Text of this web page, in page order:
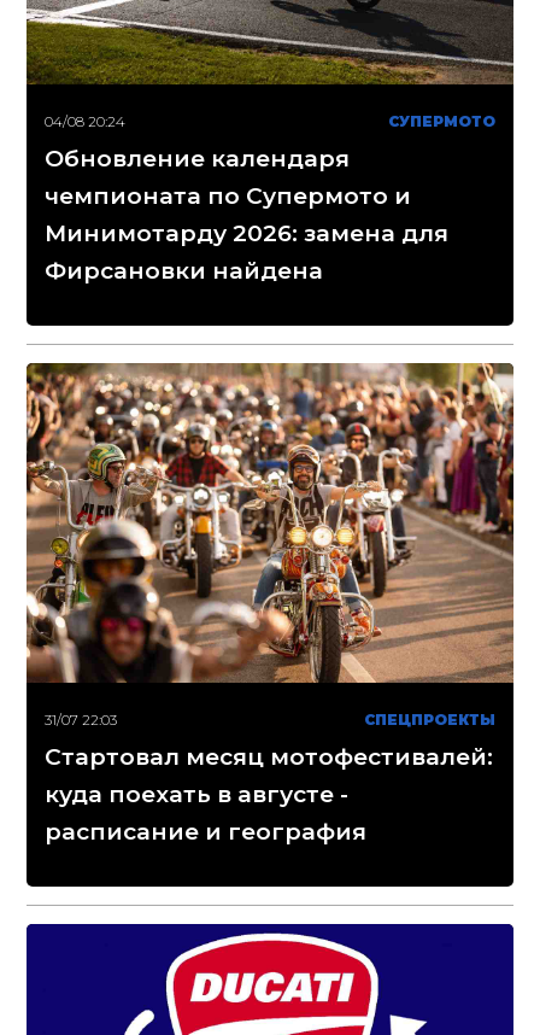
04/08 20:24 СУПЕРМОТО
Обновление календаря
чемпионата по Супермото и
Минимотарду 2026: замена для
Фирсановки найдена
31/07 22:03 СПЕЦПРОЕКТЫ
Стартовал месяц мотофестивалей:
куда поехать в августе -
расписание и география